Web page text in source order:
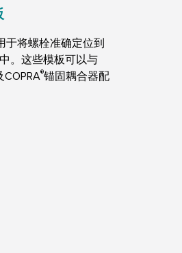
于将螺栓准确定位到
。这些模板可以与
®锚固耦合器配